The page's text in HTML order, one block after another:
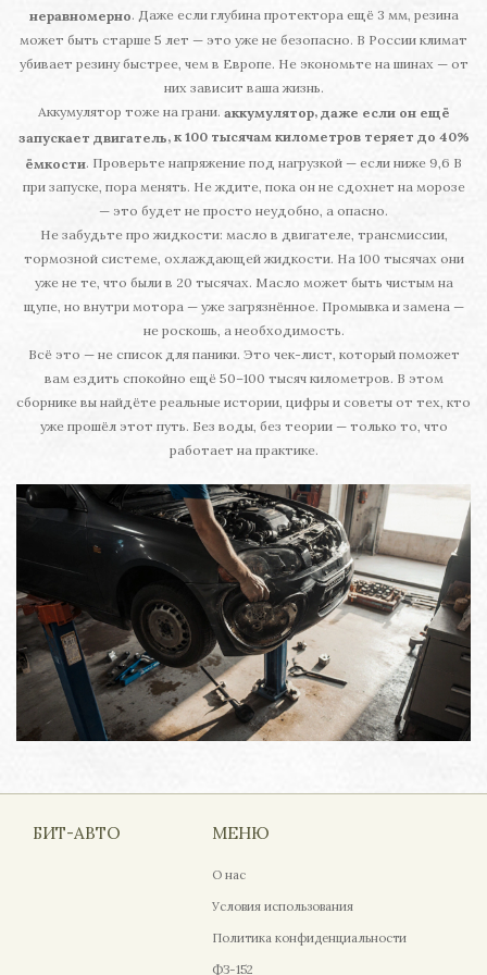
неравномерно. Даже если глубина протектора ещё 3 мм, резина
может быть старше 5 лет — это уже не безопасно. В России климат
убивает резину быстрее, чем в Европе. Не экономьте на шинах — от
них зависит ваша жизнь.
Аккумулятор тоже на грани. аккумулятор, даже если он ещё
запускает двигатель, к 100 тысячам километров теряет до 40%
ёмкости. Проверьте напряжение под нагрузкой — если ниже 9,6 В
при запуске, пора менять. Не ждите, пока он не сдохнет на морозе
— это будет не просто неудобно, а опасно.
Не забудьте про жидкости: масло в двигателе, трансмиссии,
тормозной системе, охлаждающей жидкости. На 100 тысячах они
уже не те, что были в 20 тысячах. Масло может быть чистым на
щупе, но внутри мотора — уже загрязнённое. Промывка и замена —
не роскошь, а необходимость.
Всё это — не список для паники. Это чек-лист, который поможет
вам ездить спокойно ещё 50–100 тысяч километров. В этом
сборнике вы найдёте реальные истории, цифры и советы от тех, кто
уже прошёл этот путь. Без воды, без теории — только то, что
работает на практике.
БИТ-АВТО МЕНЮ
О нас
Условия использования
Политика конфиденциальности
ФЗ-152